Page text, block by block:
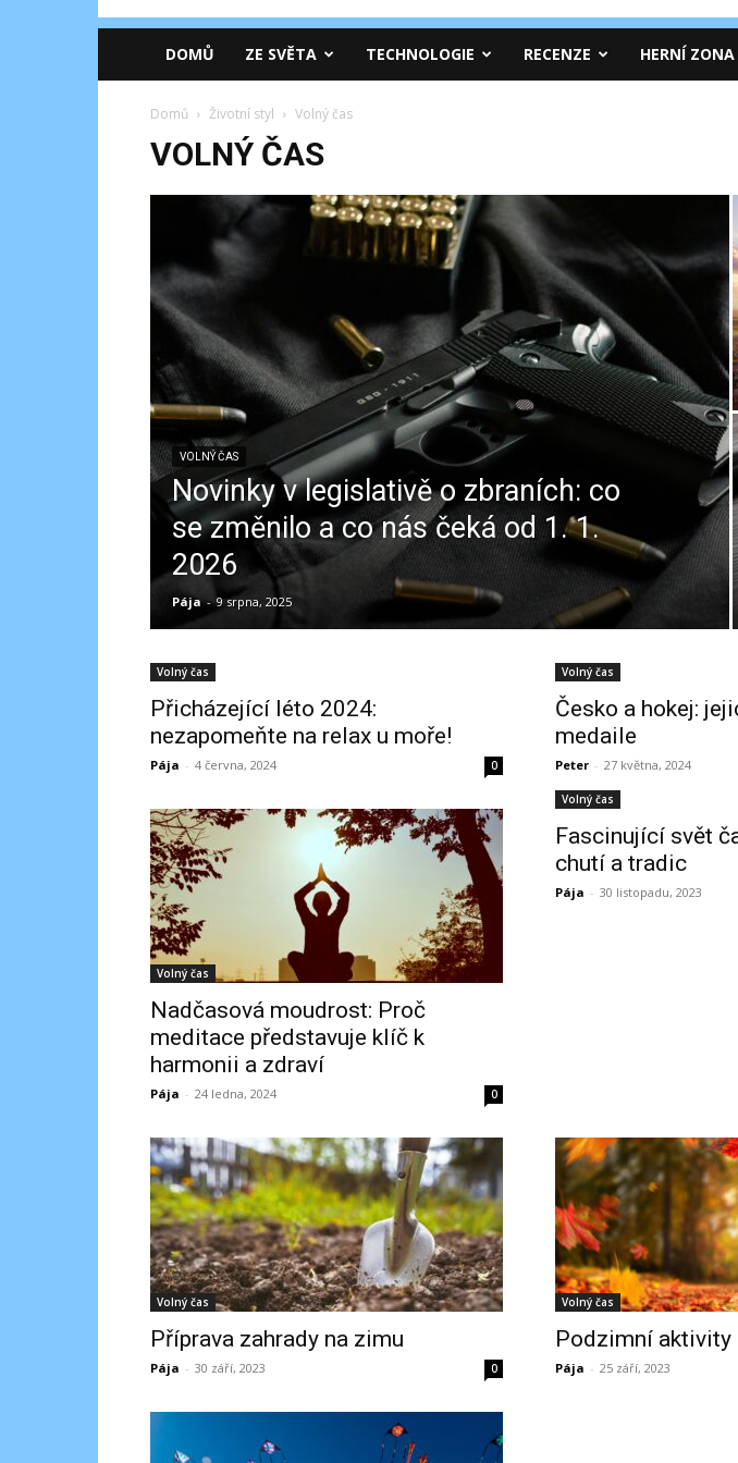
DOMŮ ZE SVĚTA TECHNOLOGIE RECENZE HERNÍ ZONA
Domů Životní styl Volný čas
VOLNÝ ČAS
VOLNÝ ČAS
Novinky v legislativě o zbraních: co
se změnilo a co nás čeká od 1. 1.
2026
Pája - 9 srpna, 2025
Volný čas
Přicházející léto 2024:
nezapomeňte na relax u moře!
Pája - 4 června, 2024 0
Volný čas
Česko a hokej:
medaile
Peter - 27 května, 2024
Volný čas
Nadčasová moudrost: Proč
meditace představuje klíč k
harmonii a zdraví
Pája - 24 ledna, 2024 0
Volný čas
Fascinující svět
chutí a tradic
Pája - 30 listopadu, 2023
Volný čas
Příprava zahrady na zimu
Pája - 30 září, 2023 0
Volný čas
Podzimní aktivity
Pája - 25 září, 2023